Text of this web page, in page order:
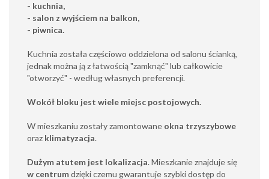
- kuchnia,
- salon z wyjściem na balkon,
- piwnica.
Kuchnia została częściowo oddzielona od salonu ścianką,
jednak można ją z łatwością "zamknąć" lub całkowicie
"otworzyć" - według własnych preferencji.
Wokół bloku jest wiele miejsc postojowych.
W mieszkaniu zostały zamontowane okna trzyszybowe
oraz klimatyzacja.
Dużym atutem jest lokalizacja. Mieszkanie znajduje się
w centrumdzięki czemu gwarantuje szybki dostęp do